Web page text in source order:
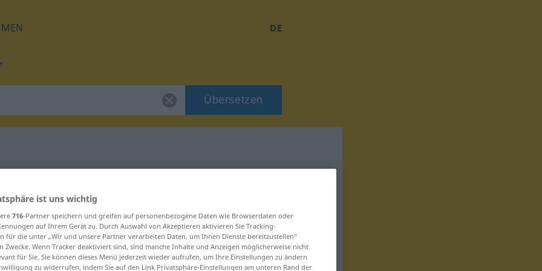
DE
Übersetzen
"Manko"
ist uns wichtig
716-Partner speichern und greifen auf personenbezogene Daten wie Browserdaten oder
auf Ihrem Gerät zu. Durch Auswahl von Akzeptieren aktivieren Sie Tracking-
für die unter „Wir und unsere Partner verarbeiten Daten, um Ihnen Dienste bereitzustellen“
Zwecke. Wenn Tracker deaktiviert sind, sind manche Inhalte und Anzeigen möglicherweise nicht
für Sie. Sie können dieses Menü jederzeit wieder aufrufen, um Ihre Einstellungen zu ändern
zu widerrufen, indem Sie auf den Link Privatsphäre-Einstellungen am unteren Rand der